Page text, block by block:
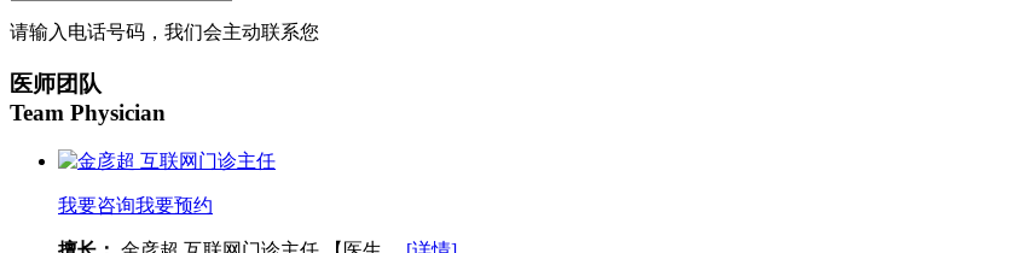
请输入电话号码，我们会主动联系您
医师团队
Team Physician
我要咨询我要预约